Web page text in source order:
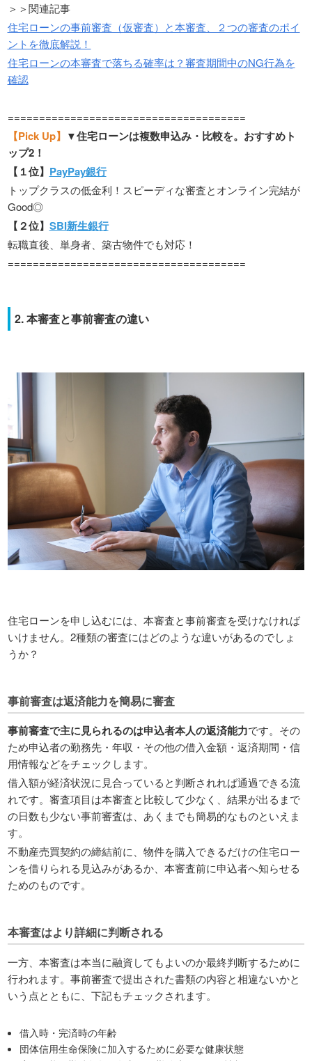
＞＞関連記事
住宅ローンの事前審査（仮審査）と本審査、２つの審査のポイ
ントを徹底解説！
住宅ローンの本審査で落ちる確率は？審査期間中のNG行為を
確認
======================================
【Pick Up】 ▼住宅ローンは複数申込み・比較を。おすすめト
ップ2！
【１位】 PayPay銀行
トップクラスの低金利！スピーディな審査とオンライン完結が
Good◎
【２位】 SBI新生銀行
転職直後、単身者、築古物件でも対応！
======================================
2. 本審査と事前審査の違い
住宅ローンを申し込むには、本審査と事前審査を受けなければ
いけません。2種類の審査にはどのような違いがあるのでしょ
うか？
事前審査は返済能力を簡易に審査
事前審査で主に見られるのは申込者本人の返済能力です。その
ため申込者の勤務先・年収・その他の借入金額・返済期間・信
用情報などをチェックします。
借入額が経済状況に見合っていると判断されれば通過できる流
れです。審査項目は本審査と比較して少なく、結果が出るまで
の日数も少ない事前審査は、あくまでも簡易的なものといえま
す。
不動産売買契約の締結前に、物件を購入できるだけの住宅ロー
ンを借りられる見込みがあるか、本審査前に申込者へ知らせる
ためのものです。
本審査はより詳細に判断される
一方、本審査は本当に融資してもよいのか最終判断するために
行われます。事前審査で提出された書類の内容と相違ないかと
いう点とともに、下記もチェックされます。
借入時・完済時の年齢
団体信用生命保険に加入するために必要な健康状態